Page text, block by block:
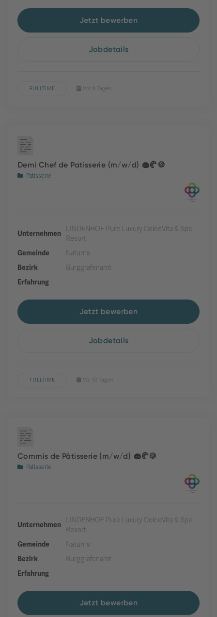
Jetzt bewerben
Jobdetails
FULLTIME Vor 8 Tagen
Demi Chef de Patisserie (m/w/d) 🧁🥐🍪
Patisserie
Unternehmen
LINDENHOF Pure Luxury DolceVita & Spa
Resort
Gemeinde
Naturns
Bezirk
Burggrafenamt
Erfahrung
Jetzt bewerben
Jobdetails
FULLTIME Vor 10 Tagen
Commis de Pâtisserie (m/w/d) 🧁🥐🍪
Patisserie
Unternehmen
LINDENHOF Pure Luxury DolceVita & Spa
Resort
Gemeinde
Naturns
Bezirk
Burggrafenamt
Erfahrung
Jetzt bewerben